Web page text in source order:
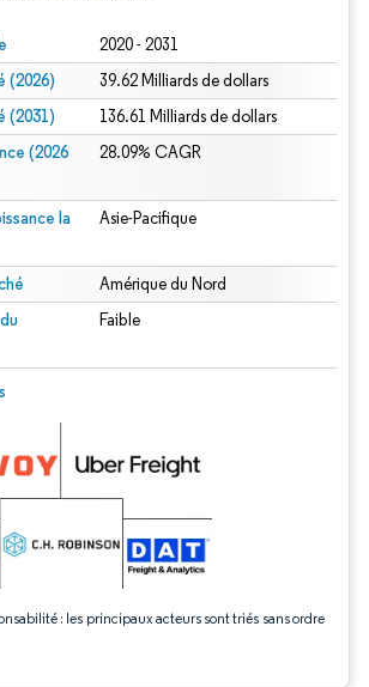
2020 - 2031
(2026) 39.62 Milliards de dollars
(2031) 136.61 Milliards de dollars
(2026
28.09% CAGR
la
Asie-Pacifique
Amérique du Nord
Faible
: les principaux acteurs sont triés sans ordre
La réutilisation nécessite une attribution sous CC